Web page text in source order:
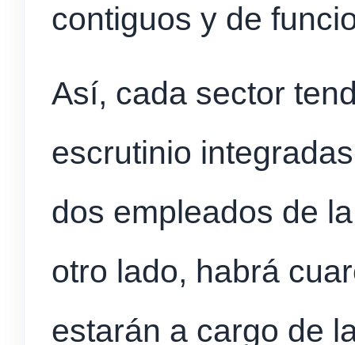
contiguos y de
Así, cada sector
escrutinio
dos empleados de
otro lado, habrá
estarán a cargo de